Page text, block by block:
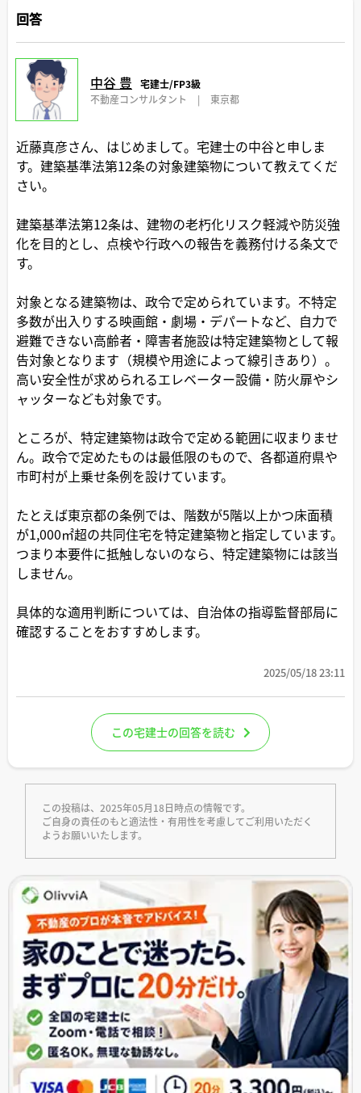
回答
中谷 豊
宅建士/FP3級
不動産コンサルタント
| 東京都
近藤真彦さん、はじめまして。宅建士の中谷と申しま
す。建築基準法第12条の対象建築物について教えてくだ
さい。
建築基準法第12条は、建物の老朽化リスク軽減や防災強
化を目的とし、点検や行政への報告を義務付ける条文で
す。
対象となる建築物は、政令で定められています。不特定
多数が出入りする映画館・劇場・デパートなど、自力で
避難できない高齢者・障害者施設は特定建築物として報
告対象となります（規模や用途によって線引きあり）。
高い安全性が求められるエレベーター設備・防火扉やシ
ャッターなども対象です。
ところが、特定建築物は政令で定める範囲に収まりませ
ん。政令で定めたものは最低限のもので、各都道府県や
市町村が上乗せ条例を設けています。
たとえば東京都の条例では、階数が5階以上かつ床面積
が1,000㎡超の共同住宅を特定建築物と指定しています。
つまり本要件に抵触しないのなら、特定建築物には該当
しません。
具体的な適用判断については、自治体の指導監督部局に
確認することをおすすめします。
2025/05/18 23:11
この宅建士の回答を読む
この投稿は、2025年05月18日時点の情報です。
ご自身の責任のもと適法性・有用性を考慮してご利用いただく
ようお願いいたします。